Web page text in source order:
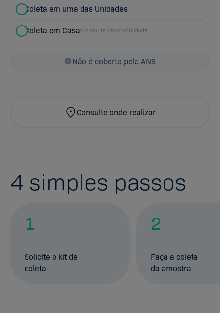
Coleta em uma das Unidades
Coleta em Casa*Consulte Disponibilidade
Não é coberto pela ANS
Consulte onde realizar
4 simples passos
1
Solicite o kit de
coleta
2
Faça a coleta
da amostra